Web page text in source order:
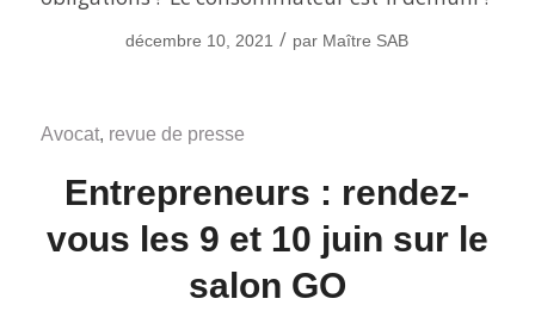
décembre 10, 2021 / par Maître SAB
Avocat, revue de presse
Entrepreneurs : rendez-
vous les 9 et 10 juin sur le
salon GO